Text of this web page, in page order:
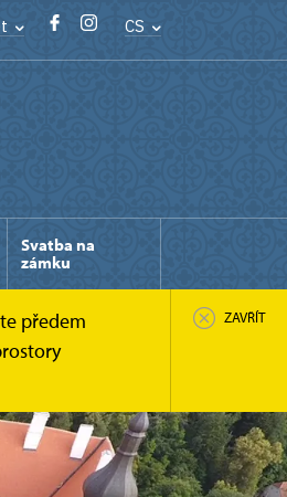
CS
Svatba na
zámku
předem
ZAVŘÍT